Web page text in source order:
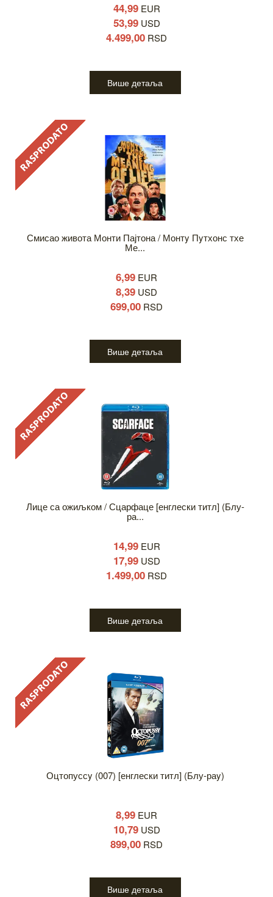
44,99EUR
53,99USD
4.499,00 RSD
Више детаља
Смисао живота Монти Пајтона / Монтy Пyтхонс тхе
Ме...
6,99 EUR
8,39 USD
699,00 RSD
Више детаља
Лице са ожиљком / Сцарфаце [енглески титл] (Блу-
ра...
14,99EUR
17,99USD
1.499,00 RSD
Више детаља
Оцтопуссy (007) [енглески титл] (Блу-раy)
8,99 EUR
10,79USD
899,00 RSD
Више детаља